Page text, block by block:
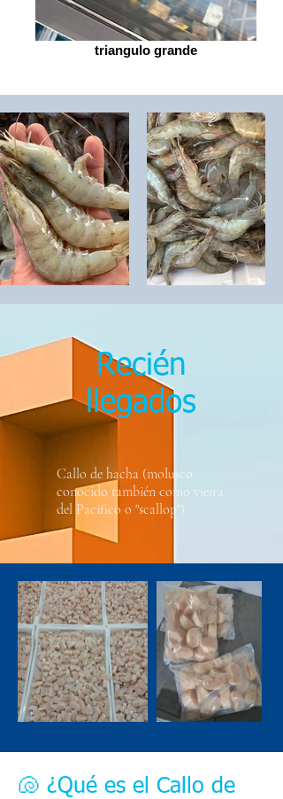
triangulo grande
Recién
llegados
​Callo de hacha (molusco
conocido también como vieira
del Pacífico o "scallop")
🐚 ¿Qué es el Callo de